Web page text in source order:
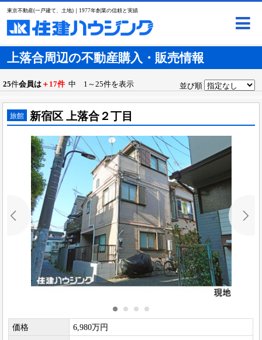
東京不動産(一戸建て、土地)｜1977年創業の信頼と実績
上落合周辺の不動産購入・販売情報
25件会員は ＋17件 中 1～25件を表示 並び順
旅館 新宿区 上落合２丁目
価格
6,980万円